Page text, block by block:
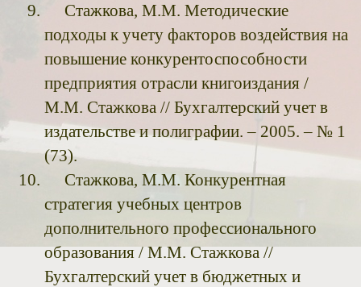
Стажкова, М.М. Методические
подходы к учету факторов воздействия на
повышение конкурентоспособности
предприятия отрасли книгоиздания /
М.М. Стажкова // Бухгалтерский учет в
издательстве и полиграфии. – 2005. – № 1
(73).
Стажкова, М.М. Конкурентная
стратегия учебных центров
дополнительного профессионального
образования / М.М. Стажкова //
Бухгалтерский учет в бюджетных и